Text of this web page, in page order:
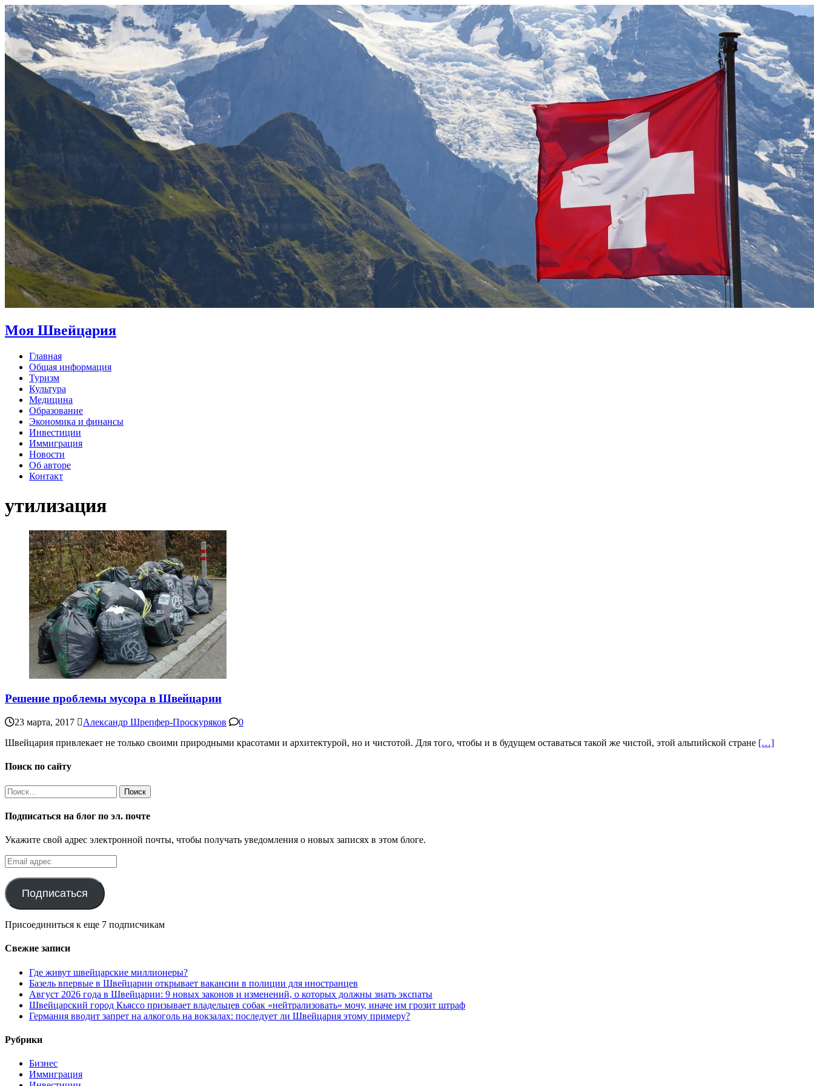
Моя Швейцария
Главная
Общая информация
Туризм
Культура
Медицина
Образование
Экономика и финансы
Инвестиции
Иммиграция
Новости
Об авторе
Контакт
утилизация
Решение проблемы мусора в Швейцарии
23 марта, 2017 Александр Шрепфер-Проскуряков
0
Швейцария привлекает не только своими природными красотами и архитектурой, но и чистотой. Для того, чтобы и в будущем оставаться такой же чистой, этой альпийской стране […]
Поиск по сайту
Найти:
Подписаться на блог по эл. почте
Укажите свой адрес электронной почты, чтобы получать уведомления о новых записях в этом блоге.
Email
адрес
Подписаться
Присоединиться к еще 7 подписчикам
Свежие записи
Где живут швейцарские миллионеры?
Базель впервые в Швейцарии открывает вакансии в полиции для иностранцев
Август 2026 года в Швейцарии: 9 новых законов и изменений, о которых должны знать экспаты
Швейцарский город Кьяссо призывает владельцев собак «нейтрализовать» мочу, иначе им грозит штраф
Германия вводит запрет на алкоголь на вокзалах: последует ли Швейцария этому примеру?
Рубрики
Бизнес
Иммиграция